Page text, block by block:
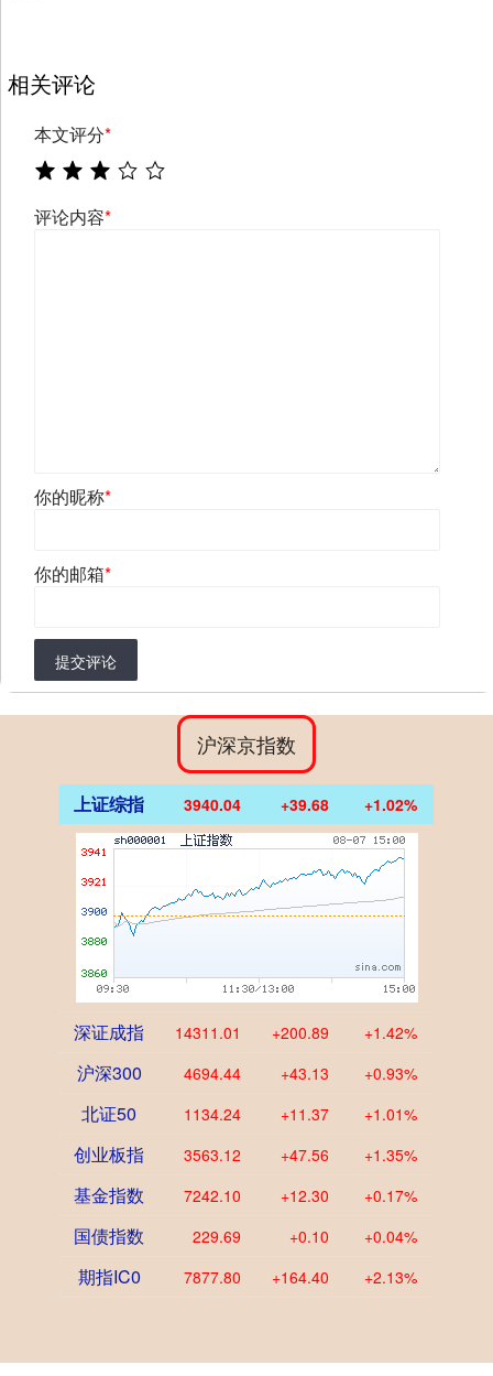
相关评论
本文评分*
评论内容*
你的昵称*
你的邮箱*
提交评论
沪深京指数
上证综指 3940.04 +39.68 +1.02%
深证成指 14311.01 +200.89 +1.42%
沪深300 4694.44 +43.13 +0.93%
北证50 1134.24 +11.37 +1.01%
创业板指 3563.12 +47.56 +1.35%
基金指数 7242.10 +12.30 +0.17%
国债指数 229.69 +0.10 +0.04%
期指IC0 7877.80 +164.40 +2.13%